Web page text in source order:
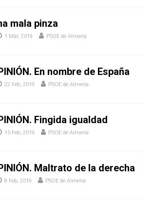
mala pinza
1 Mar, 2019 PSOE de Almería
En nombre de España
22 Feb, 2019 PSOE de Almería
Fingida igualdad
15 Feb, 2019 PSOE de Almería
Maltrato de la derecha
8 Feb, 2019 PSOE de Almería